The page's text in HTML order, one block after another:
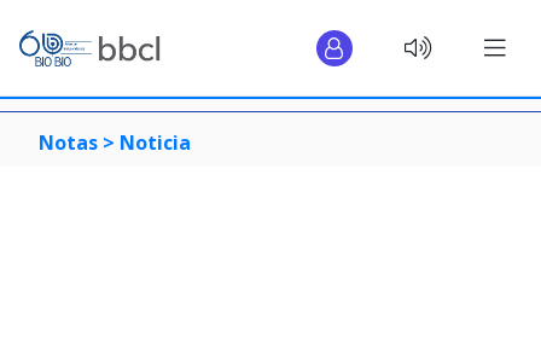
Notas > Noticia